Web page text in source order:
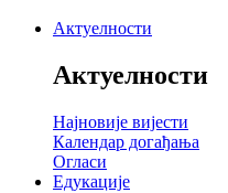
Актуелности
Актуелности
Најновије вијести
Календар догађања
Огласи
Едукације